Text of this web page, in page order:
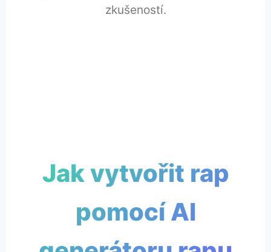
zkušeností.
Jak vytvořit rap
pomocí AI